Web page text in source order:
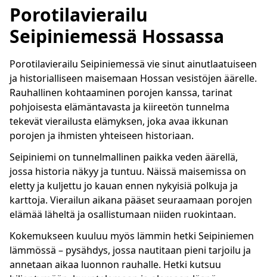
Porotilavierailu
Seipiniemessä Hossassa
Porotilavierailu Seipiniemessä vie sinut ainutlaatuiseen
ja historialliseen maisemaan Hossan vesistöjen äärelle.
Rauhallinen kohtaaminen porojen kanssa, tarinat
pohjoisesta elämäntavasta ja kiireetön tunnelma
tekevät vierailusta elämyksen, joka avaa ikkunan
porojen ja ihmisten yhteiseen historiaan.
Seipiniemi on tunnelmallinen paikka veden äärellä,
jossa historia näkyy ja tuntuu. Näissä maisemissa on
eletty ja kuljettu jo kauan ennen nykyisiä polkuja ja
karttoja. Vierailun aikana pääset seuraamaan porojen
elämää läheltä ja osallistumaan niiden ruokintaan.
Kokemukseen kuuluu myös lämmin hetki Seipiniemen
lämmössä – pysähdys, jossa nautitaan pieni tarjoilu ja
annetaan aikaa luonnon rauhalle. Hetki kutsuu